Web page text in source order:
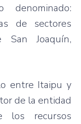
de sectores
Joaquín,
entre Itaipu y
de la entidad
los recursos